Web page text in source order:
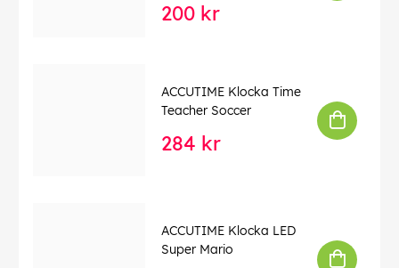
200 kr
ACCUTIME Klocka Time
Teacher Soccer
284 kr
ACCUTIME Klocka LED
Super Mario